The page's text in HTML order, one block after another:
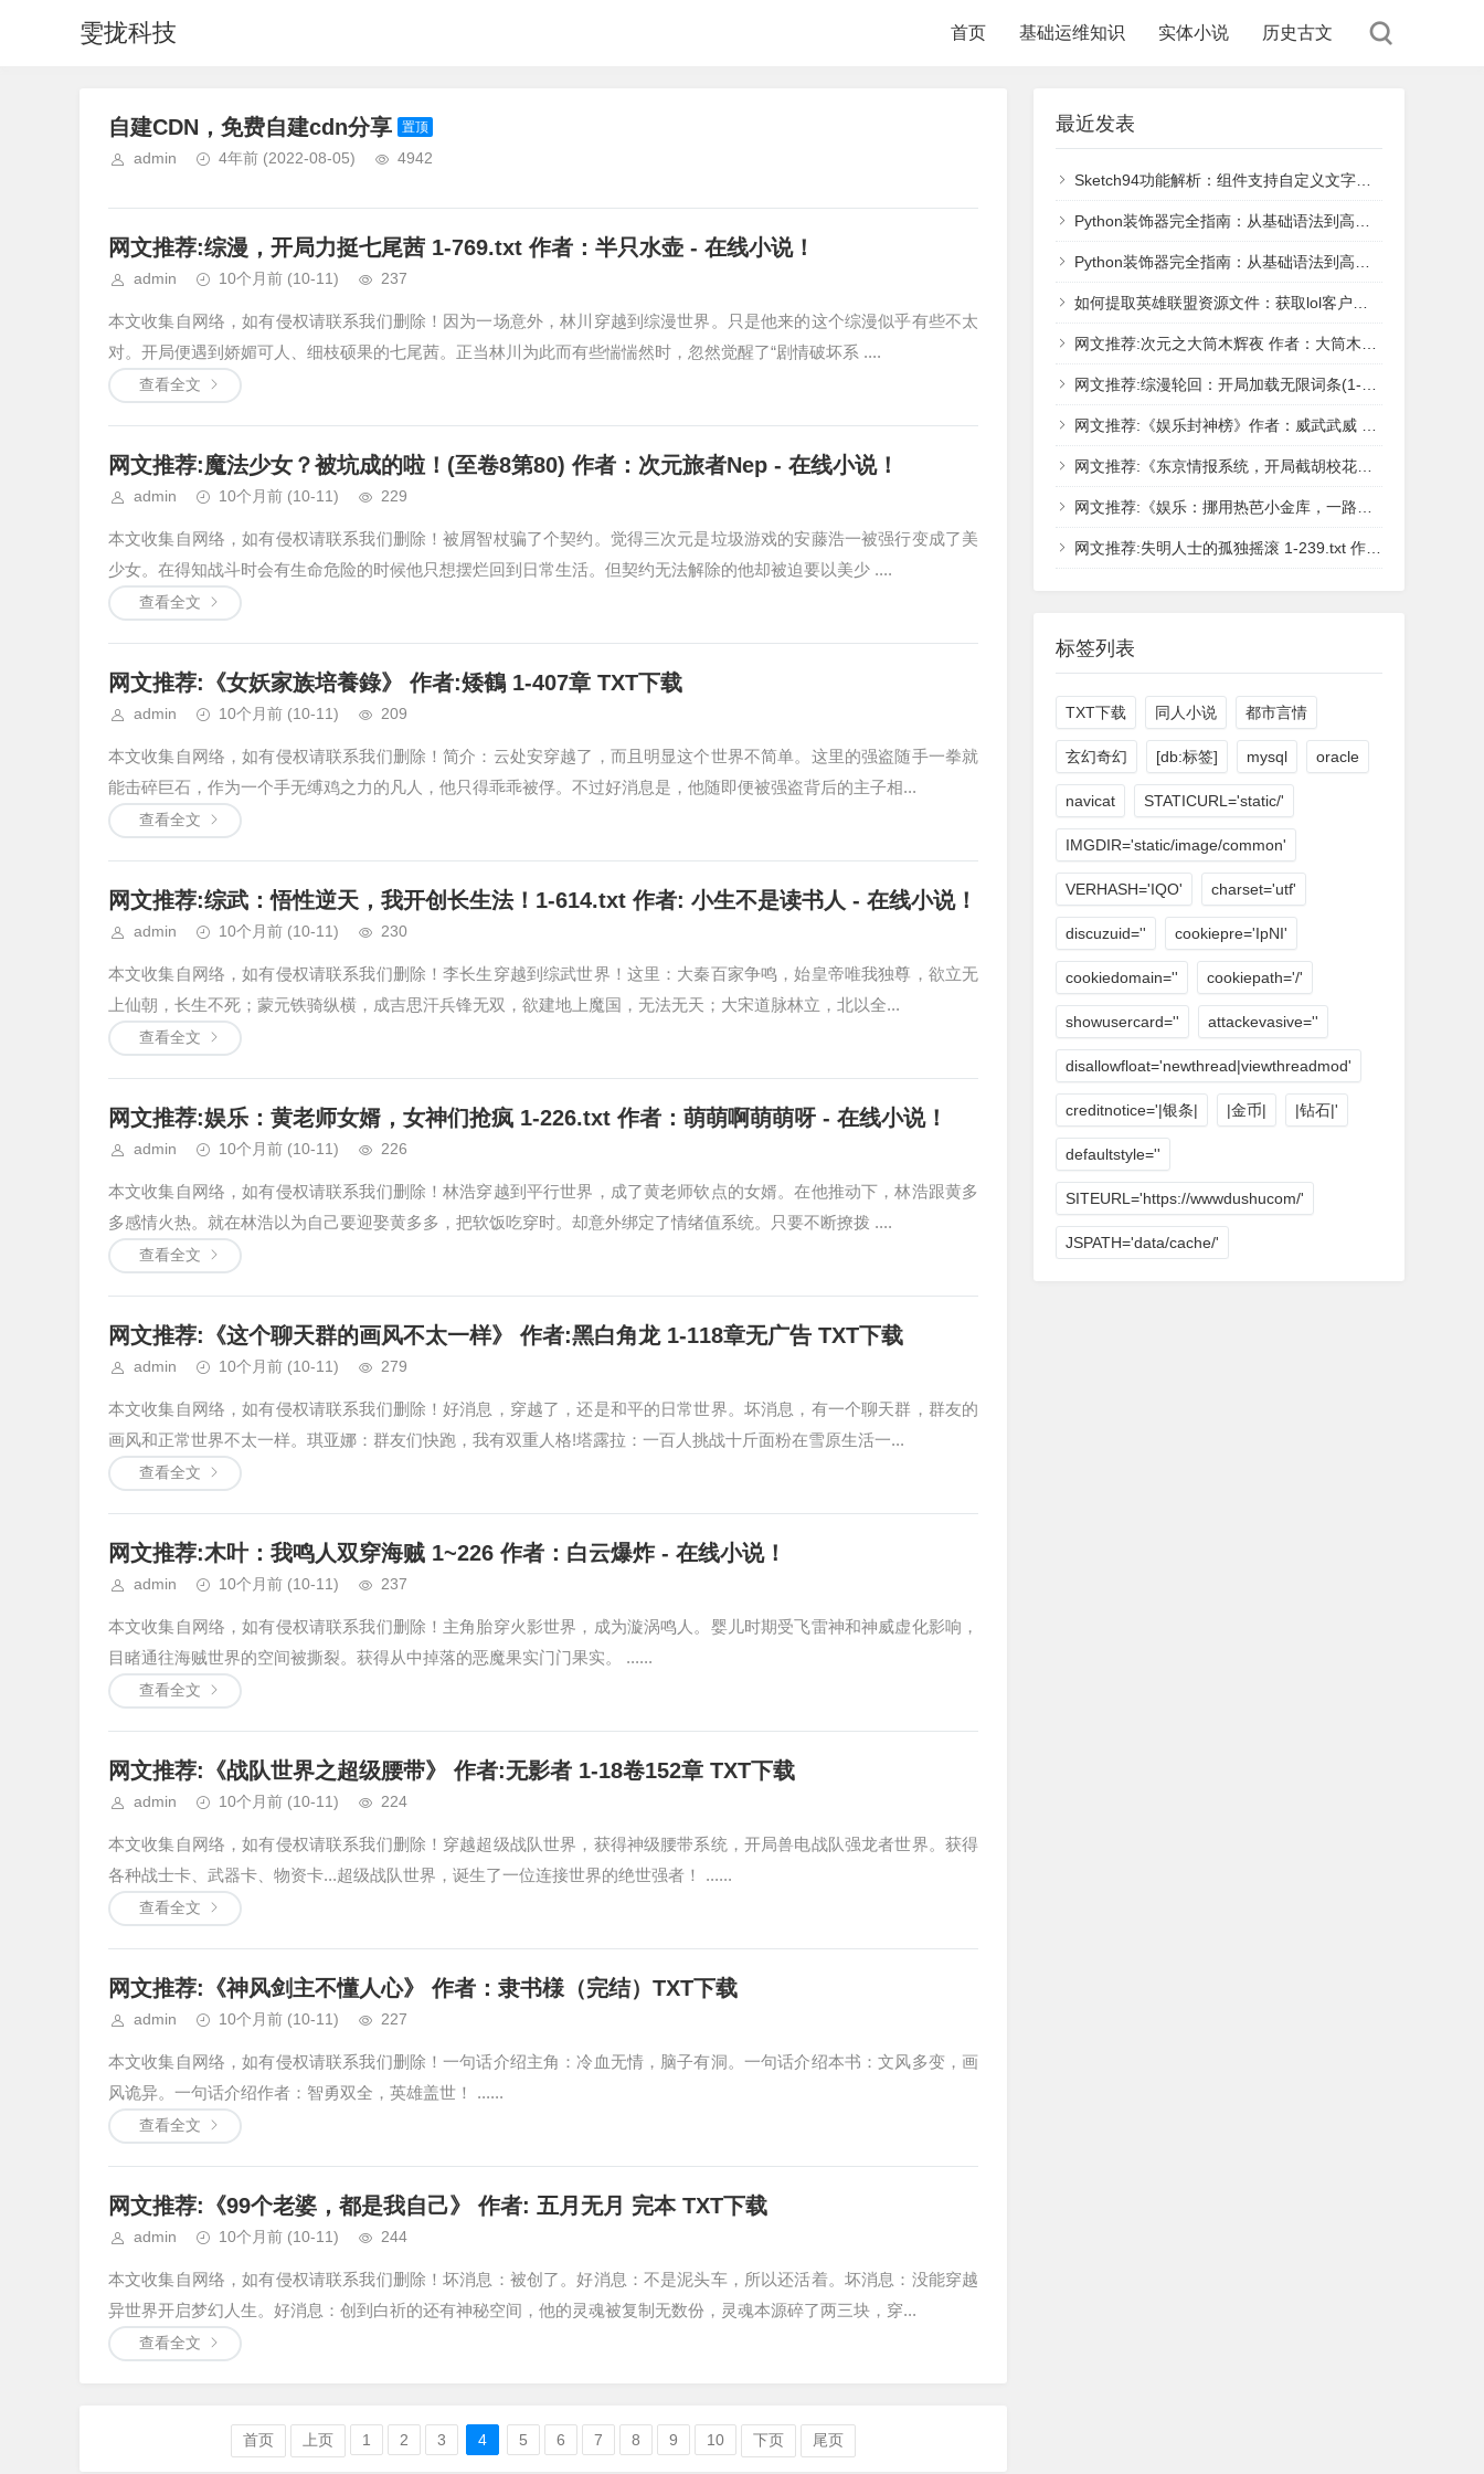
雯拢科技 首页 基础运维知识 实体小说 历史古文
自建CDN，免费自建cdn分享 置顶
admin 4年前 (2022-08-05) 4942
网文推荐:综漫，开局力挺七尾茜 1-769.txt 作者：半只水壶 - 在线小说！
admin 10个月前 (10-11) 237
本文收集自网络，如有侵权请联系我们删除！因为一场意外，林川穿越到综漫世界。只是他来的这个综漫似乎有些不太
对。开局便遇到娇媚可人、细枝硕果的七尾茜。正当林川为此而有些惴惴然时，忽然觉醒了“剧情破坏系 ....
查看全文
网文推荐:魔法少女？被坑成的啦！(至卷8第80) 作者：次元旅者Nep - 在线小说！
admin 10个月前 (10-11) 229
本文收集自网络，如有侵权请联系我们删除！被屑智杖骗了个契约。觉得三次元是垃圾游戏的安藤浩一被强行变成了美
少女。在得知战斗时会有生命危险的时候他只想摆烂回到日常生活。但契约无法解除的他却被迫要以美少 ....
查看全文
网文推荐:《女妖家族培養錄》 作者:矮鶴 1-407章 TXT下载
admin 10个月前 (10-11) 209
本文收集自网络，如有侵权请联系我们删除！简介：云处安穿越了，而且明显这个世界不简单。这里的强盗随手一拳就
能击碎巨石，作为一个手无缚鸡之力的凡人，他只得乖乖被俘。不过好消息是，他随即便被强盗背后的主子相...
查看全文
网文推荐:综武：悟性逆天，我开创长生法！1-614.txt 作者: 小生不是读书人 - 在线小说！
admin 10个月前 (10-11) 230
本文收集自网络，如有侵权请联系我们删除！李长生穿越到综武世界！这里：大秦百家争鸣，始皇帝唯我独尊，欲立无
上仙朝，长生不死；蒙元铁骑纵横，成吉思汗兵锋无双，欲建地上魔国，无法无天；大宋道脉林立，北以全...
查看全文
网文推荐:娱乐：黄老师女婿，女神们抢疯 1-226.txt 作者：萌萌啊萌萌呀 - 在线小说！
admin 10个月前 (10-11) 226
本文收集自网络，如有侵权请联系我们删除！林浩穿越到平行世界，成了黄老师钦点的女婿。在他推动下，林浩跟黄多
多感情火热。就在林浩以为自己要迎娶黄多多，把软饭吃穿时。却意外绑定了情绪值系统。只要不断撩拨 ....
查看全文
网文推荐:《这个聊天群的画风不太一样》 作者:黑白角龙 1-118章无广告 TXT下载
admin 10个月前 (10-11) 279
本文收集自网络，如有侵权请联系我们删除！好消息，穿越了，还是和平的日常世界。坏消息，有一个聊天群，群友的
画风和正常世界不太一样。琪亚娜：群友们快跑，我有双重人格!塔露拉：一百人挑战十斤面粉在雪原生活一...
查看全文
网文推荐:木叶：我鸣人双穿海贼 1~226 作者：白云爆炸 - 在线小说！
admin 10个月前 (10-11) 237
本文收集自网络，如有侵权请联系我们删除！主角胎穿火影世界，成为漩涡鸣人。婴儿时期受飞雷神和神威虚化影响，
目睹通往海贼世界的空间被撕裂。获得从中掉落的恶魔果实门门果实。 ......
查看全文
网文推荐:《战队世界之超级腰带》 作者:无影者 1-18卷152章 TXT下载
admin 10个月前 (10-11) 224
本文收集自网络，如有侵权请联系我们删除！穿越超级战队世界，获得神级腰带系统，开局兽电战队强龙者世界。获得
各种战士卡、武器卡、物资卡...超级战队世界，诞生了一位连接世界的绝世强者！ ......
查看全文
网文推荐:《神风剑主不懂人心》 作者：隶书様（完结）TXT下载
admin 10个月前 (10-11) 227
本文收集自网络，如有侵权请联系我们删除！一句话介绍主角：冷血无情，脑子有洞。一句话介绍本书：文风多变，画
风诡异。一句话介绍作者：智勇双全，英雄盖世！ ......
查看全文
网文推荐:《99个老婆，都是我自己》 作者: 五月无月 完本 TXT下载
admin 10个月前 (10-11) 244
本文收集自网络，如有侵权请联系我们删除！坏消息：被创了。好消息：不是泥头车，所以还活着。坏消息：没能穿越
异世界开启梦幻人生。好消息：创到白祈的还有神秘空间，他的灵魂被复制无数份，灵魂本源碎了两三块，穿...
查看全文
首页 上页 1 2 3 4 5 6 7 8 9 10 下页 尾页
最近发表
Sketch94功能解析：组件支持自定义文字属性了，文字组件库无需设置
Python装饰器完全指南：从基础语法到高级实战用法
Python装饰器完全指南：从基础语法到高级用法
如何提取英雄联盟资源文件：获取lol客户端图片、技能图标、皮肤原画|雯拢科技
网文推荐:次元之大筒木辉夜 作者：大筒木辉夜 1-1934章 TXT下载
网文推荐:综漫轮回：开局加载无限词条(1-169) 作者：随便冰淇淋 - 在线小说！
网文推荐:《娱乐封神榜》作者：威武武威 1-1070.txt - 在线小说！
网文推荐:《东京情报系统，开局截胡校花》 作者：小鱼钓猫（1-494） TXT下载
网文推荐:《娱乐：挪用热芭小金库，一路狂飙》作者：青城第一仙[1-209章] - 在线小说！
网文推荐:失明人士的孤独摇滚 1-239.txt 作者：鲨鱼黄瓜 - 在线小说！
标签列表
TXT下载 同人小说 都市言情
玄幻奇幻 [db:标签] mysql oracle
navicat STATICURL='static/'
IMGDIR='static/image/common'
VERHASH='IQO' charset='utf'
discuzuid='' cookiepre='IpNI'
cookiedomain='' cookiepath='/'
showusercard='' attackevasive=''
disallowfloat='newthread|viewthreadmod'
creditnotice='|银条| |金币| |钻石|'
defaultstyle=''
SITEURL='https://wwwdushucom/'
JSPATH='data/cache/'